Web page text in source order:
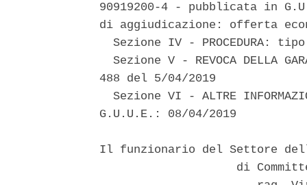
90919200-4 - pubblicata in
di aggiudicazione: offerta
Sezione IV - PROCEDURA:
Sezione V - REVOCA DELLA
488 del 5/04/2019
Sezione VI - ALTRE
G.U.U.E.: 08/04/2019
Il funzionario del Settore
di